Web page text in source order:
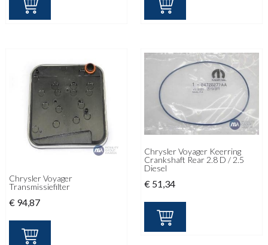
Chrysler Voyager
Transmissiefilter
€ 94,87
Chrysler Voyager Keerring
Crankshaft Rear 2.8 D / 2.5
Diesel
€ 51,34